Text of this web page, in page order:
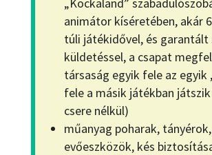
animátor kíséretében, akár
túli játékidővel, és garantált
küldetéssel, a csapat
társaság egyik fele az egyik
fele a másik játékban
csere nélkül)
műanyag poharak, tányérok,
evőeszközök, kés